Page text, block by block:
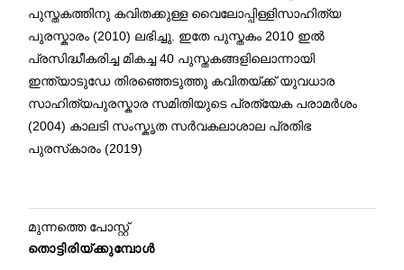
പുസ്തകത്തിനു കവിതക്കുള്ള വൈലോപ്പിള്ളിസാഹിത്യ
പുരസ്കാരം (2010) ലഭിച്ചു. ഇതേ പുസ്തകം 2010 ഇൽ
പ്രസിദ്ധീകരിച്ച മികച്ച 40 പുസ്തകങ്ങളിലൊന്നായി
ഇന്ത്യാടുഡേ തിരഞ്ഞെടുത്തു കവിതയ്ക്ക് യുവധാര
സാഹിത്യപുരസ്കാര സമിതിയുടെ പ്രത്യേക പരാമർശം
(2004) കാലടി സംസ്കൃത സർവകലാശാല പ്രതിഭ
പുരസ്‌കാരം (2019)
മുന്നത്തെ പോസ്റ്റ്
തൊട്ടിരിയ്ക്കുമ്പോൾ